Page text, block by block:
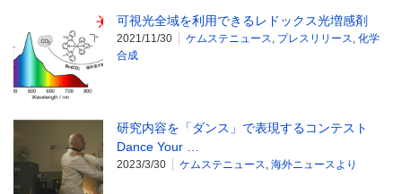
可視光全域を利用できるレドックス光増感剤
2021/11/30 ケムステニュース, プレスリリース, 化学
合成
研究内容を「ダンス」で表現するコンテスト
Dance Your …
2023/3/30 ケムステニュース, 海外ニュースより